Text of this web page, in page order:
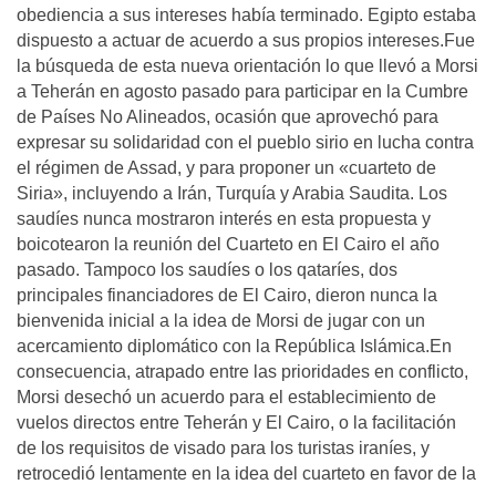
obediencia a sus intereses había terminado. Egipto estaba
dispuesto a actuar de acuerdo a sus propios intereses.Fue
la búsqueda de esta nueva orientación lo que llevó a Morsi
a Teherán en agosto pasado para participar en la Cumbre
de Países No Alineados, ocasión que aprovechó para
expresar su solidaridad con el pueblo sirio en lucha contra
el régimen de Assad, y para proponer un «cuarteto de
Siria», incluyendo a Irán, Turquía y Arabia Saudita. Los
saudíes nunca mostraron interés en esta propuesta y
boicotearon la reunión del Cuarteto en El Cairo el año
pasado. Tampoco los saudíes o los qataríes, dos
principales financiadores de El Cairo, dieron nunca la
bienvenida inicial a la idea de Morsi de jugar con un
acercamiento diplomático con la República Islámica.En
consecuencia, atrapado entre las prioridades en conflicto,
Morsi desechó un acuerdo para el establecimiento de
vuelos directos entre Teherán y El Cairo, o la facilitación
de los requisitos de visado para los turistas iraníes, y
retrocedió lentamente en la idea del cuarteto en favor de la